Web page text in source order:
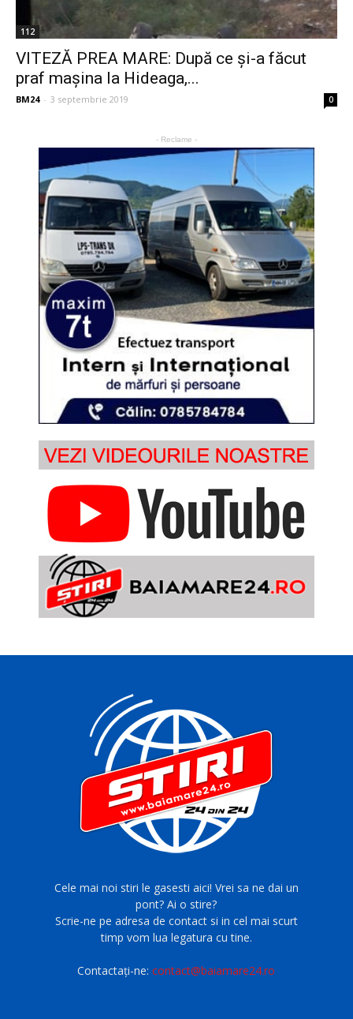
112
VITEZĂ PREA MARE: După ce și-a făcut
praf mașina la Hideaga,...
BM24 - 3 septembrie 2019 0
- Reclame -
Cele mai noi stiri le gasesti aici! Vrei sa ne dai un
pont? Ai o stire?
Scrie-ne pe adresa de contact si in cel mai scurt
timp vom lua legatura cu tine.
Contactați-ne:contact@baiamare24.ro